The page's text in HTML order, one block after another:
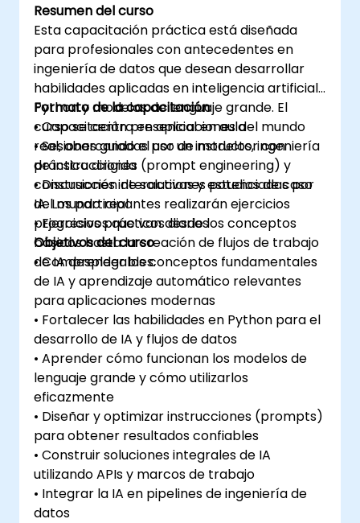
Resumen del curso
Esta capacitación práctica está diseñada
para profesionales con antecedentes en
ingeniería de datos que desean desarrollar
habilidades aplicadas en inteligencia artificial,
Python y modelos de lenguaje grande. El
curso se centra en aplicaciones del mundo
real, abarcando el uso de modelos, ingeniería
de instrucciones (prompt engineering) y
construcción de soluciones potenciadas por
IA. Los participantes realizarán ejercicios
progresivos que van desde los conceptos
básicos hasta la creación de flujos de trabajo
de IA desplegables.
Formato de la capacitación
• Capacitación presencial en aula
• Sesiones guiadas por un instructor con
práctica dirigida
• Discusiones interactivas y estudios de caso
del mundo real
• Ejercicios prácticos diarios
Objetivos del curso
• Comprender los conceptos fundamentales
de IA y aprendizaje automático relevantes
para aplicaciones modernas
• Fortalecer las habilidades en Python para el
desarrollo de IA y flujos de datos
• Aprender cómo funcionan los modelos de
lenguaje grande y cómo utilizarlos
eficazmente
• Diseñar y optimizar instrucciones (prompts)
para obtener resultados confiables
• Construir soluciones integrales de IA
utilizando APIs y marcos de trabajo
• Integrar la IA en pipelines de ingeniería de
datos